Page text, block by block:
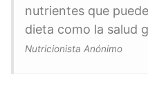
nutrientes que
dieta como la salud
Nutricionista Anónimo